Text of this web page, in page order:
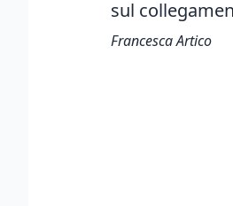
sul
Francesca Artico